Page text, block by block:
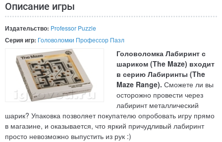
Описание игры
Издательство: Professor Puzzle
Серия игр: Головоломки Профессор Пазл
Головоломка Лабиринт с
шариком (The Maze) входит
в серию Лабиринты (The
Maze Range). Сможете ли вы
осторожно провести через
лабиринт металлический
шарик? Упаковка позволяет покупателю опробовать игру прямо
в магазине, и оказывается, что яркий причудливый лабиринт
просто невозможно выпустить из рук :)